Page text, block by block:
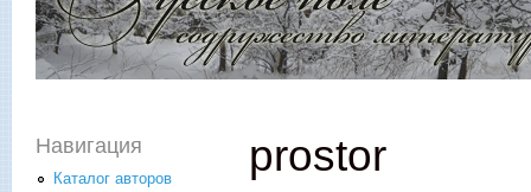
prostor
Навигация
Каталог авторов